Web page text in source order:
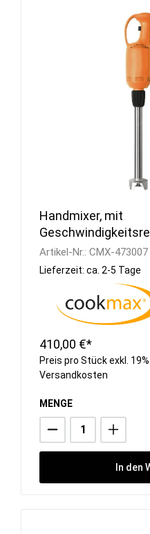
Handmixer, mit
mm Mixstab u.
Artikel-Nr.: CMX-473007
Lieferzeit: ca. 2-5 Tage
410,00 €*
Preis pro Stück exkl.
Versandkosten
MENGE
In den